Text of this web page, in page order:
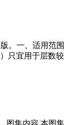
。一、适用范
只宜用于层数
图集内容 本图